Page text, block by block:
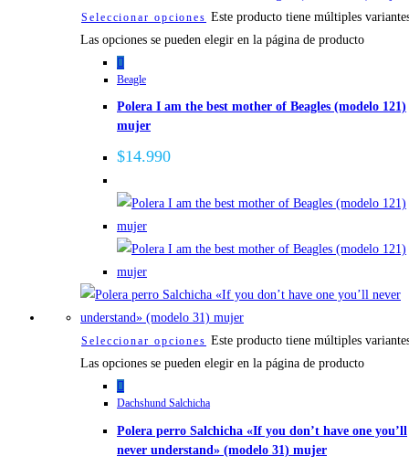
Seleccionar opciones Este producto tiene múltiples
Las opciones se pueden elegir en la página de producto
Beagle
Polera I am the best mother of Beagles (modelo 121)
mujer
$14.990
Seleccionar opciones Este producto tiene múltiples
Las opciones se pueden elegir en la página de producto
Dachshund Salchicha
Polera perro Salchicha «If you don’t have one you’ll
never understand» (modelo 31) mujer